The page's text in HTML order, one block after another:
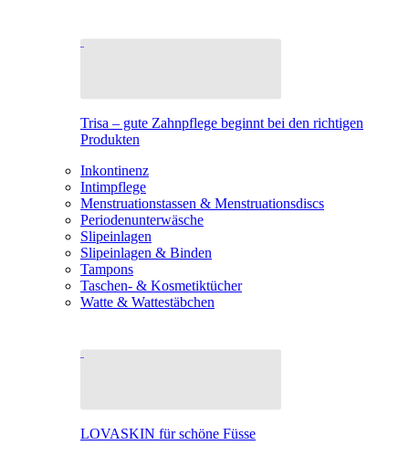
Trisa – gute Zahnpflege beginnt bei den richtigen
Produkten
Inkontinenz
Intimpflege
Menstruationstassen & Menstruationsdiscs
Periodenunterwäsche
Slipeinlagen
Slipeinlagen & Binden
Tampons
Taschen- & Kosmetiktücher
Watte & Wattestäbchen
LOVASKIN für schöne Füsse